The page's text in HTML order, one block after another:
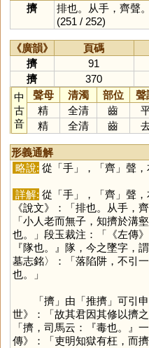
擠
排也。从手，齊聲。
(251 / 252)
《廣韻》 頁碼
擠
91
擠
370
中
古
音
聲母 清濁 部位 聲
精
全清 齒
精
全清 齒
形義通解
略說: 從「手」，「齊 」聲
詳解: 從「手」，「齊 」聲
《說文》：「排也。从手，
「小人老而無子，知擠於溝
也。」段玉裁注：「《左傳
『隊也。』隊，今之墜字，
墓志銘〉：「落陷阱，不引
也。」
「擠」由「推擠」可引
世》：「故其君因其修以擠
「擠，司馬云：『毒也。』
傳》：「吏明知獄有枉，而